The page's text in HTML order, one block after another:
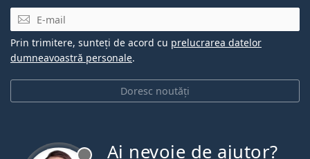
E-mail
Doresc noutăți
Prin trimitere, sunteți de acord cu prelucrarea datelor
dumneavoastră personale.
Ai nevoie de ajutor?